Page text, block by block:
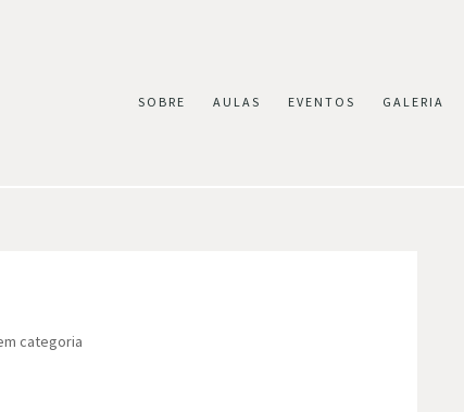
SOBRE AULAS EVENTOS GALERIA
categoria